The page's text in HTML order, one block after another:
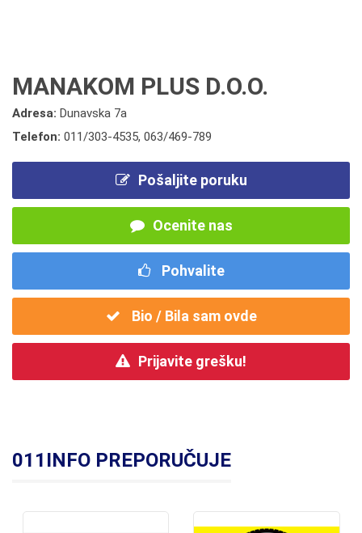
MANAKOM PLUS D.O.O.
Adresa: Dunavska 7a
Telefon: 011/303-4535, 063/469-789
Pošaljite poruku
Ocenite nas
Pohvalite
Bio / Bila sam ovde
Prijavite grešku!
011INFO PREPORUČUJE